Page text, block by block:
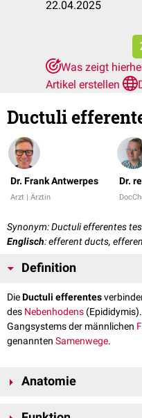
22.04.2025
Was zeigt
Artikel erstellen
Ductuli
Dr. Frank Antwerpes
Arzt | Ärztin
Dr.
Synonym: Ductuli efferentes
Englisch: efferent ducts,
Definition
DieDuctuli efferentes
des Nebenhodens
Gangsystems der männlichen
genannten Samenwege.
Anatomie